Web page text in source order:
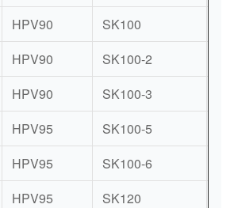
HPV90 SK100
HPV90 SK100-2
HPV90 SK100-3
HPV95 SK100-5
HPV95 SK100-6
HPV95 SK120